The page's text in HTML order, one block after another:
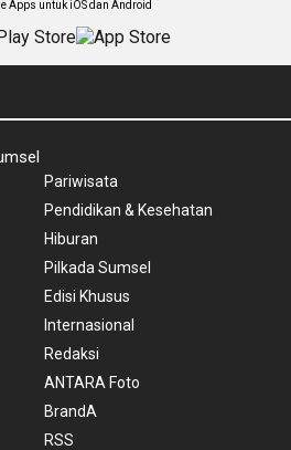
Apps untuk iOS dan Android
Pariwisata
Pendidikan & Kesehatan
Hiburan
Pilkada Sumsel
Edisi Khusus
Internasional
Redaksi
ANTARA Foto
BrandA
RSS